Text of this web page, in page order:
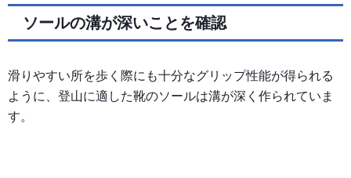
ソールの溝が深いことを確認
滑りやすい所を歩く際にも十分なグリップ性能が得られる
ように、登山に適した靴のソールは溝が深く作られていま
す。